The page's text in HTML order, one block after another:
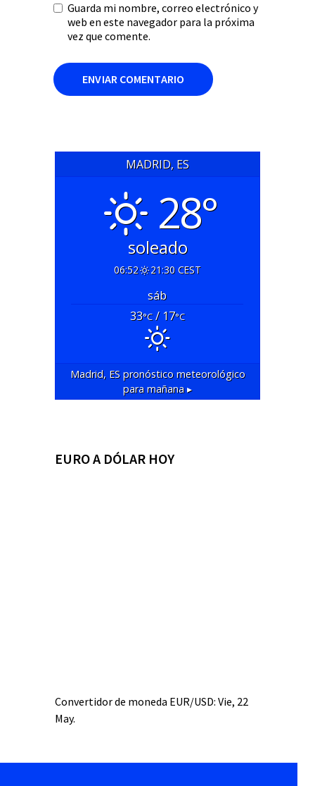
Guarda mi nombre, correo electrónico y
web en este navegador para la próxima
vez que comente.
MADRID, ES
28°
soleado
06:52 21:30 CEST
sáb
33°C/ 17°C
Madrid, ESpronóstico meteorológico
para mañana ▸
EURO A DÓLAR HOY
Convertidor de moneda EUR/USD: Vie, 22
May.